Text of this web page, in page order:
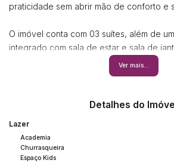
praticidade sem abrir mão de conforto e
O imóvel conta com 03 suítes, além de
integrado com sala de estar e sala de
um ambiente acolhedor e funcional para
receber. A cozinha é bem distribuída e
ainda mais versatilidade ao imóvel.
Cada ambiente foi pensado para
com acabamentos e mobiliário que
facilitam a rotina.
Ver mais...
Detalhes do
Lazer
Academia
Churrasqueira
Espaço Kids